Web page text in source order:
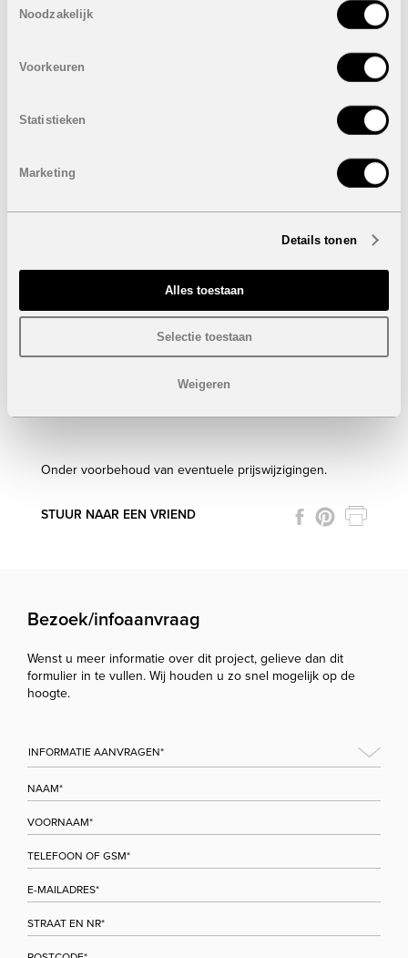
Noodzakelijk
Voorkeuren
Statistieken
Marketing
Details tonen
Alles toestaan
Selectie toestaan
Weigeren
Prijs inclusief ondergrondse staanplaats.
Gratis alle keukentoestellen, airco in alle kamers en
De foto's tonen eerdere fases.
Onder voorbehoud van eventuele prijswijzigingen.
STUUR NAAR EEN VRIEND
Bezoek/infoaanvraag
Wenst u meer informatie over dit project, gelieve dan dit
formulier in te vullen. Wij houden u zo snel mogelijk op de
hoogte.